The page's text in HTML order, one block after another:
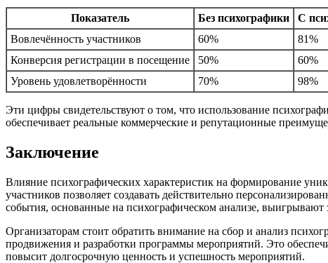
Показатель Без психографики С
Вовлечённость участников
60% 81%
Конверсия регистрации в посещение
50% 60%
Уровень удовлетворённости
70% 98%
Эти цифры свидетельствуют о том, что использование
обеспечивает реальные коммерческие и репутационные
Заключение
Влияние психографических характеристик на формирование
участников позволяет создавать действительно
события, основанные на психографическом анализе, выигрывают
Организаторам стоит обратить внимание на сбор и анализ
продвижения и разработки программы мероприятий. Это
повысит долгосрочную ценность и успешность мероприятий.